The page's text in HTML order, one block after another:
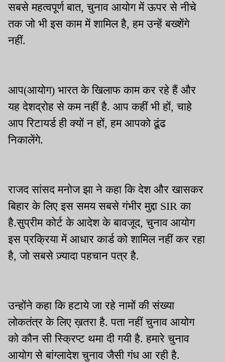
सबसे महत्वपूर्ण बात, चुनाव आयोग में ऊपर से नीचे
तक जो भी इस काम में शामिल है, हम उन्हें बख्शेंगे
नहीं.
आप(आयोग) भारत के खिलाफ काम कर रहे हैं और
यह देशद्रोह से कम नहीं है. आप कहीं भी हों, चाहे
आप रिटायर्ड ही क्यों न हों, हम आपको ढूंढ
निकालेंगे.
राजद सांसद मनोज झा ने कहा कि देश और खासकर
बिहार के लिए इस समय सबसे गंभीर मुद्दा SIR का
है.सुप्रीम कोर्ट के आदेश के बावजूद, चुनाव आयोग
इस प्रक्रिया में आधार कार्ड को शामिल नहीं कर रहा
है, जो सबसे ज़्यादा पहचान पत्र है.
उन्होंने कहा कि हटाये जा रहे नामों की संख्या
लोकतंत्र के लिए ख़तरा है. पता नहीं चुनाव आयोग
को कौन सी स्क्रिप्ट थमा दी गयी है. हमारे चुनाव
आयोग से बांग्लादेश चुनाव जैसी गंध आ रही है.